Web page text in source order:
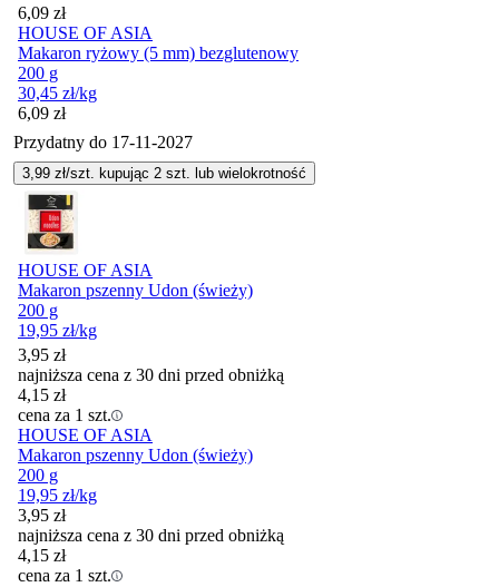
Cena
6,09 zł
HOUSE OF ASIA
Makaron ryżowy (5 mm) bezglutenowy
200 g
30,45 zł/kg
Cena
6,09 zł
Przydatny do 17-11-2027
3,99 zł/szt. kupując 2 szt. lub wielokrotność
HOUSE OF ASIA
Makaron pszenny Udon (świeży)
200 g
19,95 zł/kg
3,95 zł
najniższa cena z 30 dni przed obniżką
4,15 zł
cena za 1 szt.
HOUSE OF ASIA
Makaron pszenny Udon (świeży)
200 g
19,95 zł/kg
3,95 zł
najniższa cena z 30 dni przed obniżką
4,15 zł
cena za 1 szt.